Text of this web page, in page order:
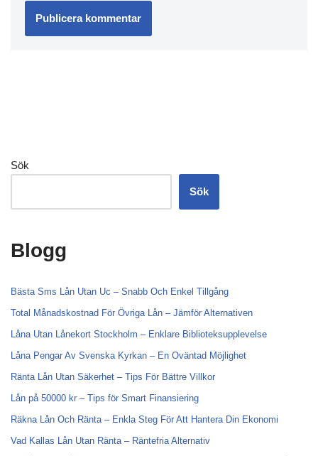
Sök
Sök
Blogg
Bästa Sms Lån Utan Uc – Snabb Och Enkel Tillgång
Total Månadskostnad För Övriga Lån – Jämför Alternativen
Låna Utan Lånekort Stockholm – Enklare Biblioteksupplevelse
Låna Pengar Av Svenska Kyrkan – En Oväntad Möjlighet
Ränta Lån Utan Säkerhet – Tips För Bättre Villkor
Lån på 50000 kr – Tips för Smart Finansiering
Räkna Lån Och Ränta – Enkla Steg För Att Hantera Din Ekonomi
Vad Kallas Lån Utan Ränta – Räntefria Alternativ